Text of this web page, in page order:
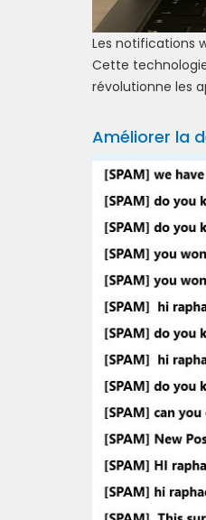
Les notifications
Cette
révolutionne les
Améliorer la